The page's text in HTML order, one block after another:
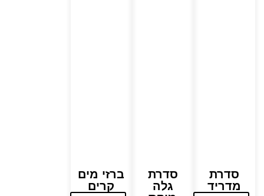
סדרת
מדריד
סדרת
גלה
ברזי מים
קרים